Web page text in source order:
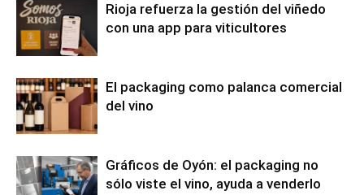
Rioja refuerza la gestión del viñedo
con una app para viticultores
El packaging como palanca comercial
del vino
Gráficos de Oyón: el packaging no
sólo viste el vino, ayuda a venderlo